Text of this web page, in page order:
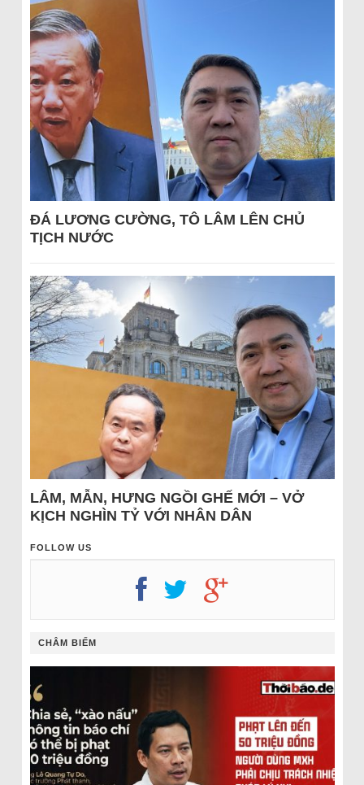
ĐÁ LƯƠNG CƯỜNG, TÔ LÂM LÊN CHỦ
TỊCH NƯỚC
LÂM, MẪN, HƯNG NGỒI GHẾ MỚI – VỞ
KỊCH NGHÌN TỶ VỚI NHÂN DÂN
FOLLOW US
CHÂM BIẾM